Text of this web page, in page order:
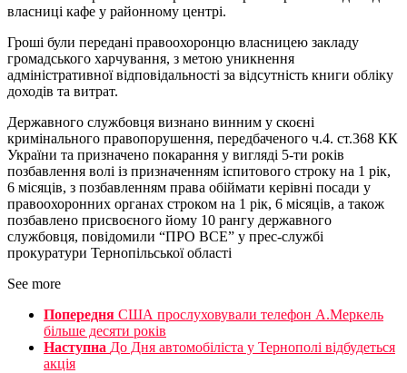
власниці кафе у районному центрі.
Гроші були передані правоохоронцю власницею закладу
громадського харчування, з метою уникнення
адміністративної відповідальності за відсутність книги обліку
доходів та витрат.
Державного службовця визнано винним у скоєні
кримінального правопорушення, передбаченого ч.4. ст.368 КК
України та призначено покарання у вигляді 5-ти років
позбавлення волі із призначенням іспитового строку на 1 рік,
6 місяців, з позбавленням права обіймати керівні посади у
правоохоронних органах строком на 1 рік, 6 місяців, а також
позбавлено присвоєного йому 10 рангу державного
службовця, повідомили “ПРО ВСЕ” у прес-службі
прокуратури Тернопільської області
See more
Попередня США прослуховували телефон А.Меркель
більше десяти років
Наступна До Дня автомобіліста у Тернополі відбудеться
акція